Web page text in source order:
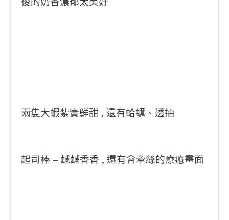
兩隻大蝦紮實鮮甜 , 還有蛤蠣、透抽
起司棒 – 鹹鹹香香 , 還有會牽絲的療癒畫面